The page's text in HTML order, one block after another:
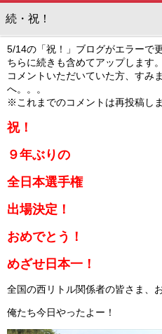
試合結果
想い出アルバム
卒団生の声
ガンバレ！広島西ブログ
「体験」「見学」お申し込み／
リトルリーグについて
続・祝！
5/14の「祝！」ブログがエラーで
ちらに続きも含めてアップします。
コメントいただいていた方、す
へ。。。
※これまでのコメントは再投稿しま
祝！
９年ぶりの
全日本選手権
出場決定！
おめでとう！
めざせ日本一！
全国の西リトル関係者の皆さま、
俺たち今日やったよー！